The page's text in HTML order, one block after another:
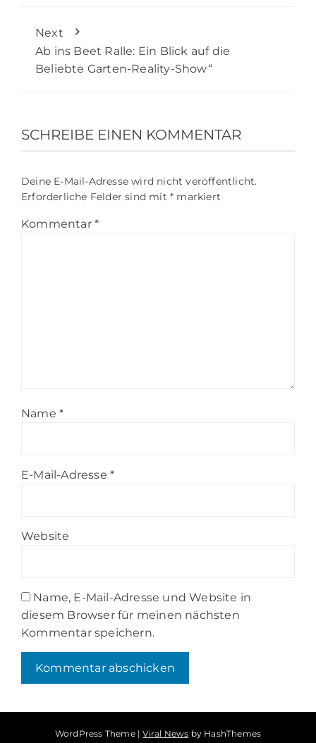
Next
Ab ins Beet Ralle: Ein Blick auf die
Beliebte Garten-Reality-Show“
SCHREIBE EINEN KOMMENTAR
Deine E-Mail-Adresse wird nicht veröffentlicht.
Erforderliche Felder sind mit * markiert
Kommentar *
Name *
E-Mail-Adresse *
Website
Name, E-Mail-Adresse und Website in
diesem Browser für meinen nächsten
Kommentar speichern.
WordPress Theme |Viral News by HashThemes